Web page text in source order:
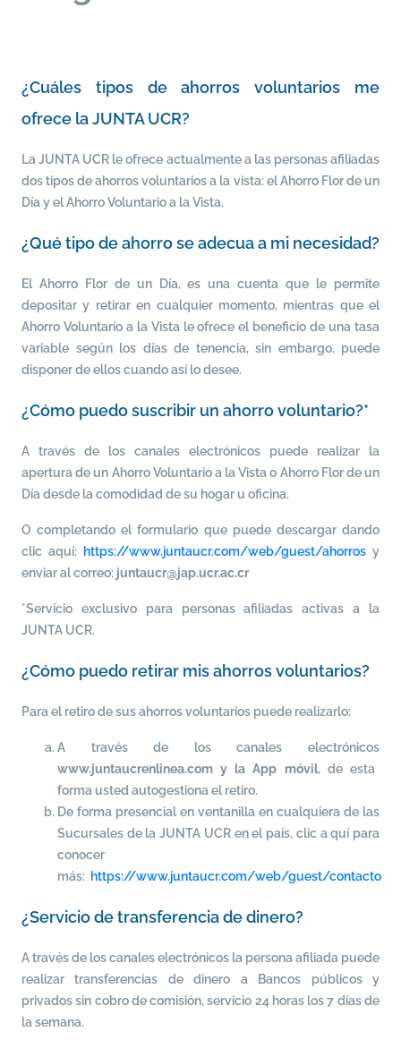
¿Cuáles tipos de ahorros voluntarios me
ofrece la JUNTA UCR?
La JUNTA UCR le ofrece actualmente a las personas afiliadas
dos tipos de ahorros voluntarios a la vista: el Ahorro Flor de un
Día y el Ahorro Voluntario a la Vista.
¿Qué tipo de ahorro se adecua a mi necesidad?
El Ahorro Flor de un Día, es una cuenta que le permite
depositar y retirar en cualquier momento, mientras que el
Ahorro Voluntario a la Vista le ofrece el beneficio de una tasa
variable según los días de tenencia, sin embargo, puede
disponer de ellos cuando así lo desee.
¿Cómo puedo suscribir un ahorro voluntario?*
A través de los canales electrónicos puede realizar la
apertura de un Ahorro Voluntario a la Vista o Ahorro Flor de un
Día desde la comodidad de su hogar u oficina.
O completando el formulario que puede descargar dando
clic aquí: https://www.juntaucr.com/web/guest/ahorros y
enviar al correo: juntaucr@jap.ucr.ac.cr
*Servicio exclusivo para personas afiliadas activas a la
JUNTA UCR.
¿Cómo puedo retirar mis ahorros voluntarios?
Para el retiro de sus ahorros voluntarios puede realizarlo:
A través de los canales electrónicos
www.juntaucrenlinea.com y la App móvil, de esta
forma usted autogestiona el retiro.
De forma presencial en ventanilla en cualquiera de las
Sucursales de la JUNTA UCR en el país, clic a quí para
conocer
más: https://www.juntaucr.com/web/guest/contacto
¿Servicio de transferencia de dinero?
A través de los canales electrónicos la persona afiliada puede
realizar transferencias de dinero a Bancos públicos y
privados sin cobro de comisión, servicio 24 horas los 7 días de
la semana.